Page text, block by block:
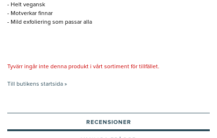
- Helt vegansk
- Motverkar finnar
- Mild exfoliering som passar alla
Tyvärr ingår inte denna produkt i vårt sortiment för tillfället.
Till butikens startsida »
RECENSIONER